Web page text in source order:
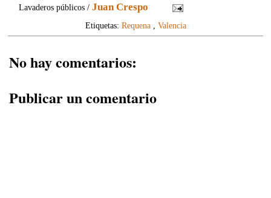
Lavaderos públicos /Juan Crespo
Etiquetas: Requena, Valencia
No hay comentarios:
Publicar un comentario